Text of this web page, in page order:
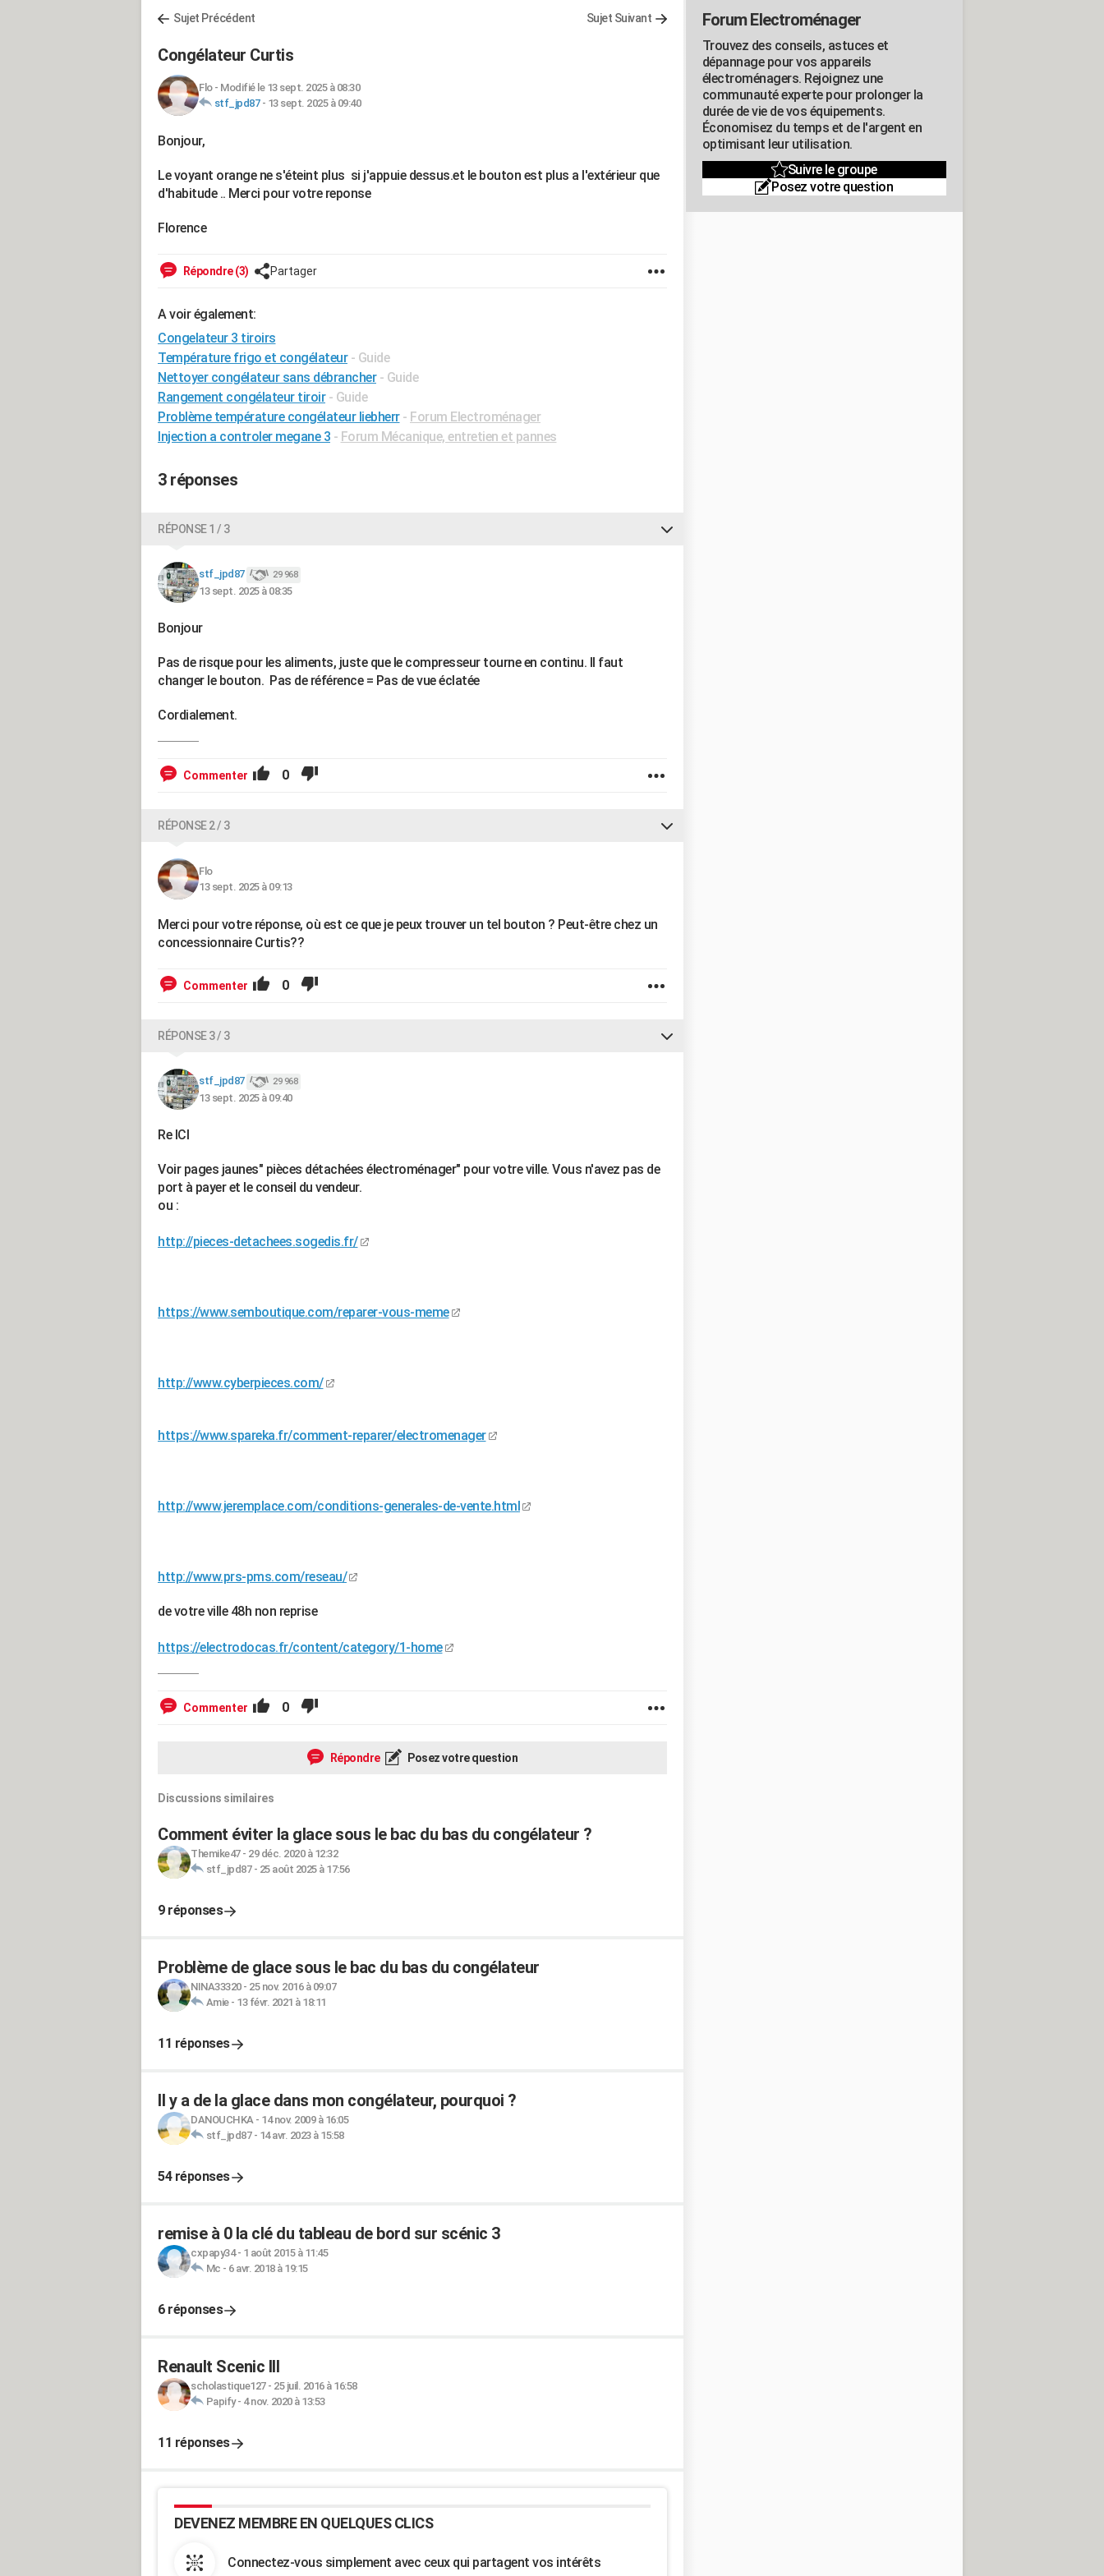
Sujet Précédent Sujet Suivant
Congélateur Curtis
Flo- Modifié le 13 sept. 2025 à 08:30
stf_jpd87- 13 sept. 2025 à 09:40
Bonjour,
Le voyant orange ne s'éteint plus si j'appuie dessus.et le bouton est plus a l'extérieur que
d'habitude .. Merci pour votre reponse
Florence
Répondre (3) Partager
A voir également:
Congelateur 3 tiroirs
Température frigo et congélateur - Guide
Nettoyer congélateur sans débrancher - Guide
Rangement congélateur tiroir - Guide
Problème température congélateur liebherr - Forum Electroménager
Injection a controler megane 3 - Forum Mécanique, entretien et pannes
3 réponses
RÉPONSE 1 / 3
stf_jpd87 29 968
13 sept. 2025 à 08:35
Bonjour
Pas de risque pour les aliments, juste que le compresseur tourne en continu. Il faut
changer le bouton. Pas de référence = Pas de vue éclatée
Cordialement.
Commenter 0
RÉPONSE 2 / 3
Flo
13 sept. 2025 à 09:13
Merci pour votre réponse, où est ce que je peux trouver un tel bouton ? Peut-être chez un
concessionnaire Curtis??
Commenter 0
RÉPONSE 3 / 3
stf_jpd87 29 968
13 sept. 2025 à 09:40
Re ICI
Voir pages jaunes" pièces détachées électroménager" pour votre ville. Vous n'avez pas de
port à payer et le conseil du vendeur.
ou :
http://pieces-detachees.sogedis.fr/
https://www.semboutique.com/reparer-vous-meme
http://www.cyberpieces.com/
https://www.spareka.fr/comment-reparer/electromenager
http://www.jeremplace.com/conditions-generales-de-vente.html
http://www.prs-pms.com/reseau/
de votre ville 48h non reprise
https://electrodocas.fr/content/category/1-home
Commenter 0
Répondre Posez votre question
Discussions similaires
Comment éviter la glace sous le bac du bas du congélateur ?
Themike47- 29 déc. 2020 à 12:32
stf_jpd87- 25 août 2025 à 17:56
9 réponses
Problème de glace sous le bac du bas du congélateur
NINA33320- 25 nov. 2016 à 09:07
Amie- 13 févr. 2021 à 18:11
11 réponses
Il y a de la glace dans mon congélateur, pourquoi ?
DANOUCHKA- 14 nov. 2009 à 16:05
stf_jpd87- 14 avr. 2023 à 15:58
54 réponses
remise à 0 la clé du tableau de bord sur scénic 3
cxpapy34- 1 août 2015 à 11:45
Mc - 6 avr. 2018 à 19:15
6 réponses
Renault Scenic III
scholastique127- 25 juil. 2016 à 16:58
Papify- 4 nov. 2020 à 13:53
11 réponses
DEVENEZ MEMBRE EN QUELQUES CLICS
Connectez-vous simplement avec ceux qui partagent vos intérêts
Forum Electroménager
Trouvez des conseils, astuces et
dépannage pour vos appareils
électroménagers. Rejoignez une
communauté experte pour prolonger la
durée de vie de vos équipements.
Économisez du temps et de l'argent en
optimisant leur utilisation.
Suivre le groupe
Posez votre question